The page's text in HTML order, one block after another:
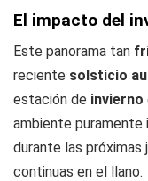
El impacto del
Este panorama tan
reciente solsticio
estación de invierno
ambiente puramente
durante las próximas
continuas en el llano.